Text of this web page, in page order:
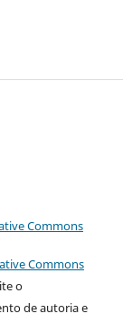
Commons
Commons
o
de autoria e